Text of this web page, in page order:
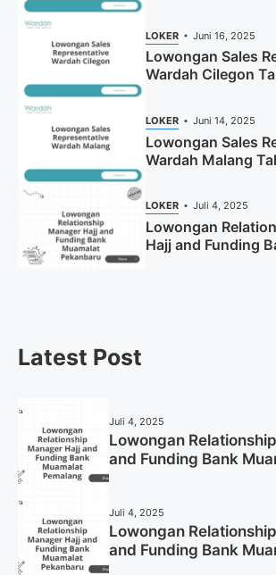
LOKER Juni 16, 2025
Lowongan Sales
Wardah Cilegon
LOKER Juni 14, 2025
Lowongan Sales
Wardah Malang
LOKER Juli 4, 2025
Lowongan
Hajj and Funding
Latest Post
Juli 4, 2025
Lowongan
and Funding Bank
Juli 4, 2025
Lowongan
and Funding Bank